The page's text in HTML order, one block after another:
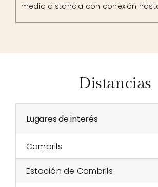
media distancia con conexión
Distancias
Lugares de interés
Cambrils
Estación de Cambrils